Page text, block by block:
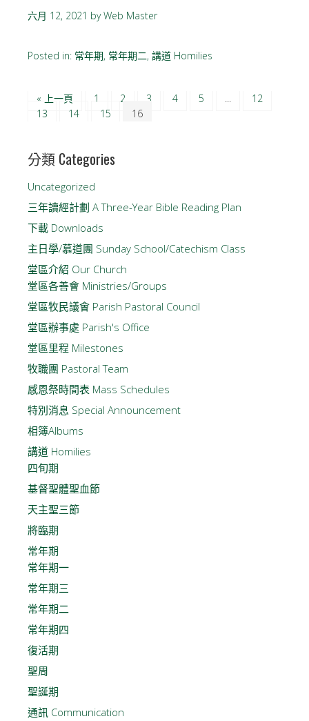
六月 12, 2021 byWeb Master
Posted in: 常年期, 常年期二, 講道 Homilies
« 上一頁 1 2 3 4 5
12
13
14 15 16
分類 Categories
Uncategorized
三年讀經計劃 A Three-Year Bible Reading Plan
下載 Downloads
主日學/慕道團 Sunday School/Catechism Class
堂區介紹 Our Church
堂區各善會 Ministries/Groups
堂區牧民議會 Parish Pastoral Council
堂區辦事處 Parish's Office
堂區里程 Milestones
牧職團 Pastoral Team
感恩祭時間表 Mass Schedules
特別消息 Special Announcement
相簿Albums
講道 Homilies
四旬期
基督聖體聖血節
天主聖三節
將臨期
常年期
常年期一
常年期三
常年期二
常年期四
復活期
聖周
聖誕期
通訊 Communication